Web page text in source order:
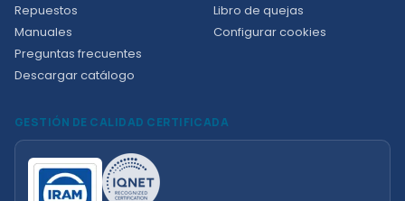
Repuestos
Manuales
Preguntas frecuentes
Descargar catálogo
Libro de quejas
Configurar cookies
GESTIÓN DE CALIDAD CERTIFICADA